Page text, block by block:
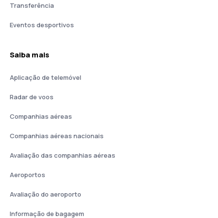
Transferência
Eventos desportivos
Saiba mais
Aplicação de telemóvel
Radar de voos
Companhias aéreas
Companhias aéreas nacionais
Avaliação das companhias aéreas
Aeroportos
Avaliação do aeroporto
Informação de bagagem